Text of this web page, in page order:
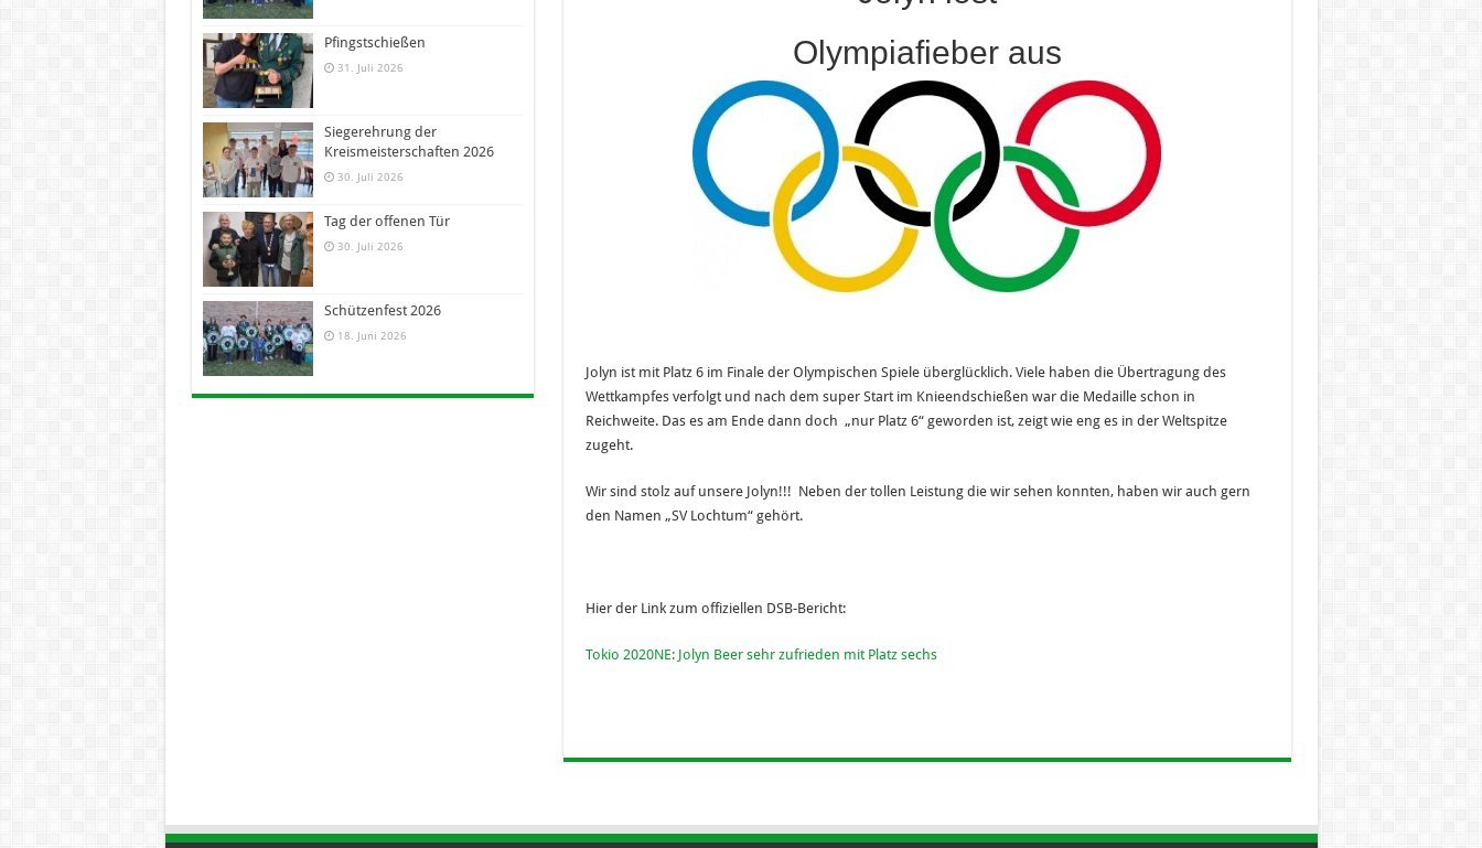
Olympiafieber aus
Jolyn ist mit Platz 6 im Finale der Olympischen Spiele überglücklich. Viele haben die Übertragung des
Wettkampfes verfolgt und nach dem super Start im Knieendschießen war die Medaille schon in
Reichweite. Das es am Ende dann doch „nur Platz 6“ geworden ist, zeigt wie eng es in der Weltspitze
zugeht.
Wir sind stolz auf unsere Jolyn!!! Neben der tollen Leistung die wir sehen konnten, haben wir auch gern
den Namen „SV Lochtum“ gehört.
Hier der Link zum offiziellen DSB-Bericht:
Tokio 2020NE: Jolyn Beer sehr zufrieden mit Platz sechs
Pfingstschießen
31. Juli 2026
Siegerehrung der
Kreismeisterschaften 2026
30. Juli 2026
Tag der offenen Tür
30. Juli 2026
Schützenfest 2026
18. Juni 2026